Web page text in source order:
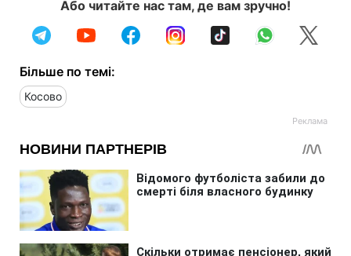
Або читайте нас там, де вам зручно!
Більше по темі:
Косово